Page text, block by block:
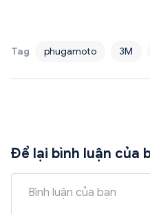
Tag phugamoto 3M
Để lại bình luận của